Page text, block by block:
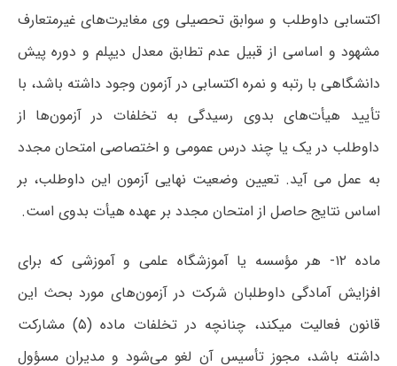
اکتسابی داوطلب و سوابق تحصیلی وی مغایرت‌های غیرمتعارف
مشهود و اساسی از قبیل‌ عدم تطابق معدل دیپلم و دوره پیش
دانشگاهی با رتبه و نمره اکتسابی در آزمون وجود داشته باشد، با
تأیید هیأت‌های بدوی رسیدگی به تخلفات در آزمون‌ها از
داوطلب در یک یا چند درس عمومی و اختصاصی امتحان مجدد
به عمل می آید. تعیین وضعیت نهایی آزمون این داوطلب، بر
اساس نتایج حاصل از امتحان مجدد بر عهده هیأت بدوی است.
ماده ۱۲- هر مؤسسه یا آموزشگاه علمی و آموزشی که برای
افزایش آمادگی داوطلبان شرکت در آزمون‌های مورد بحث این
قانون فعالیت میکند، چنانچه در تخلفات ماده (۵) مشارکت
داشته باشد، مجوز تأسیس آن لغو می‌شود و مدیران مسؤول